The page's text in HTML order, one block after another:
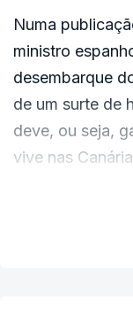
as pessoas
100
ERROR ON
Numa
ministro
desembarque
de um surte de
deve, ou seja,
vive nas